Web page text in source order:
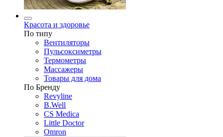
Красота и здоровье
По типу
Вентиляторы
Пульсоксиметры
Термометры
Массажеры
Товары для дома
По Бренду
Revyline
B.Well
CS Medica
Little Doctor
Omron